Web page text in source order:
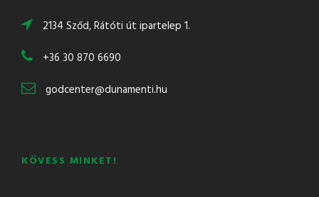
2134 Sződ, Rátóti út ipartelep 1.
+36 30 870 6690
godcenter@dunamenti.hu
KÖVESS MINKET!